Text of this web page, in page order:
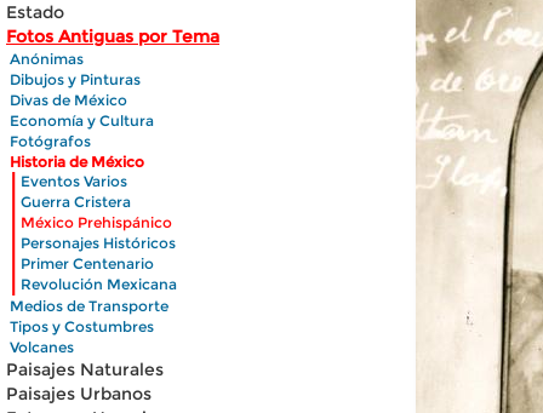
Estado
Fotos Antiguas por Tema
Anónimas
Dibujos y Pinturas
Divas de México
Economía y Cultura
Fotógrafos
Historia de México
| Eventos Varios
Guerra Cristera
México Prehispánico
Personajes Históricos
Primer Centenario
Revolución Mexicana
Medios de Transporte
Tipos y Costumbres
Volcanes
Paisajes Naturales
Paisajes Urbanos